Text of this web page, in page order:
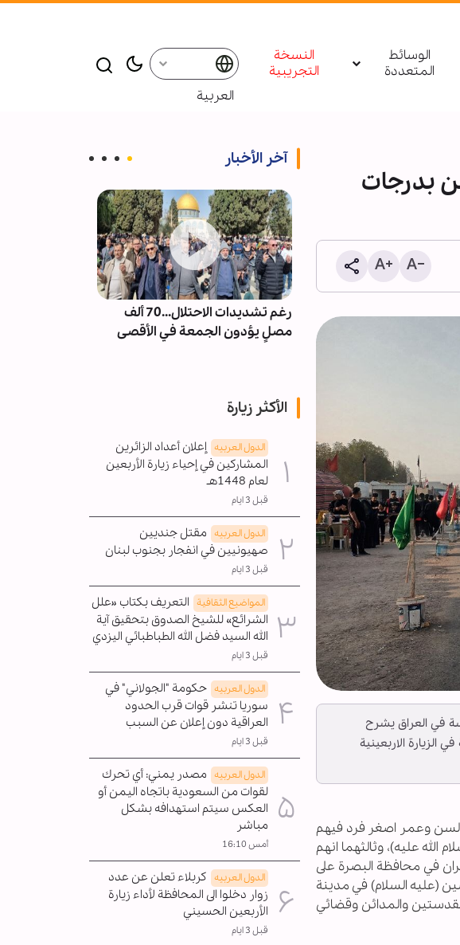
الوسائط
المتعددة
النسخة
التجريبية
العربية
بدرجات
في العراق يشرح
للمشاركة في الزيارة الاربعينية
السن وعمر اصغر فرد فيهم
عليه)، وثالثهما انهم
في محافظة البصرة على
(عليه السلام) في مدينة
والمدائن وقضائي
آخر الأخبار
أي تحرك لقوات من
باتجاه اليمن أو العكس
رغم تشديدات الاحتلال...70 ألف
مصلٍ يؤدون الجمعة في الأقصى
الأكثر زيارة
الدول العربیه إعلان أعداد الزائرين
المشاركين في إحياء زيارة الأربعين
لعام 1448هـ
قبل 3 ايام
الدول العربیه مقتل جنديين
صهيونيين في انفجار بجنوب لبنان
قبل 3 ايام
المواضیع الثقافية التعريف بكتاب «علل
الشرائع» للشيخ الصدوق بتحقيق آية
الله السيد فضل الله الطباطبائي اليزدي
قبل 3 ايام
الدول العربیه حكومة "الجولاني" في
سوريا تنشر قوات قرب الحدود
العراقية دون إعلان عن السبب
قبل 3 ايام
الدول العربیه مصدر يمني: أي تحرك
لقوات من السعودية باتجاه اليمن أو
العكس سيتم استهدافه بشكل
مباشر
أمس 16:10
الدول العربیه كربلاء تعلن عن عدد
زوار دخلوا الى المحافظة لأداء زيارة
الأربعين الحسيني
قبل 3 ايام